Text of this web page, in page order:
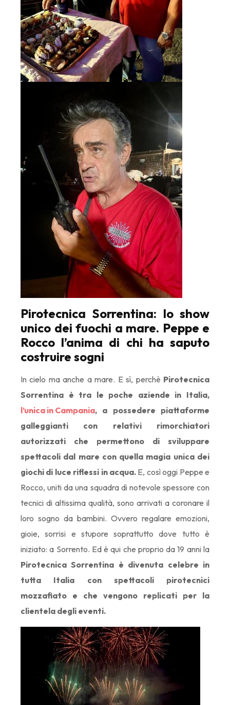
Pirotecnica Sorrentina: lo show
unico dei fuochi a mare. Peppe e
Rocco l’anima di chi ha saputo
costruire sogni
In cielo ma anche a mare. E sì, perchè Pirotecnica
Sorrentina è tra le poche aziende in Italia,
l’unica in Campania, a possedere piattaforme
galleggianti con relativi rimorchiatori
autorizzati che permettono di sviluppare
spettacoli dal mare con quella magia unica dei
giochi di luce riflessi in acqua. E, così oggi Peppe e
Rocco, uniti da una squadra di notevole spessore con
tecnici di altissima qualità, sono arrivati a coronare il
loro sogno da bambini. Ovvero regalare emozioni,
gioie, sorrisi e stupore soprattutto dove tutto è
iniziato: a Sorrento. Ed è qui che proprio da 19 anni la
Pirotecnica Sorrentina è divenuta celebre in
tutta Italia con spettacoli pirotecnici
mozzafiato e che vengono replicati per la
clientela degli eventi.